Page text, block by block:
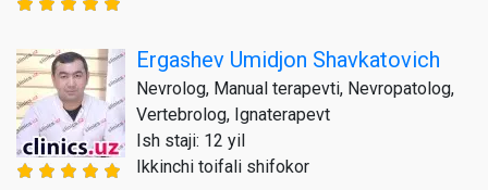
Ergashev Umidjon Shavkatovich
Nevrolog, Manual terapevti, Nevropatolog,
Vertebrolog, Ignaterapevt
Ish staji: 12 yil
Ikkinchi toifali shifokor